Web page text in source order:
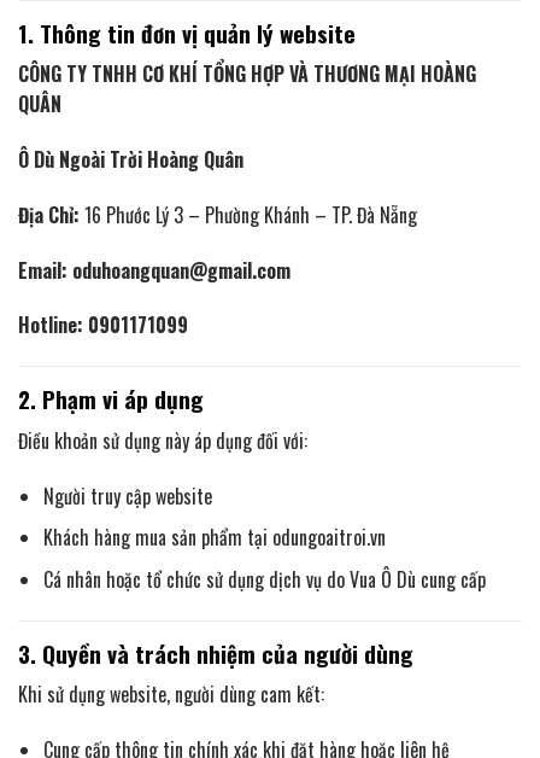
1. Thông tin đơn vị quản lý website
CÔNG TY TNHH CƠ KHÍ TỔNG HỢP VÀ THƯƠNG MẠI HOÀNG
QUÂN
Ô Dù Ngoài Trời Hoàng Quân
Địa Chỉ: 16 Phước Lý 3 – Phường Khánh – TP. Đà Nẵng
Email: oduhoangquan@gmail.com
Hotline: 0901171099
2. Phạm vi áp dụng
Điều khoản sử dụng này áp dụng đối với:
Người truy cập website
Khách hàng mua sản phẩm tại odungoaitroi.vn
Cá nhân hoặc tổ chức sử dụng dịch vụ do Vua Ô Dù cung cấp
3. Quyền và trách nhiệm của người dùng
Khi sử dụng website, người dùng cam kết:
Cung cấp thông tin chính xác khi đặt hàng hoặc liên hệ